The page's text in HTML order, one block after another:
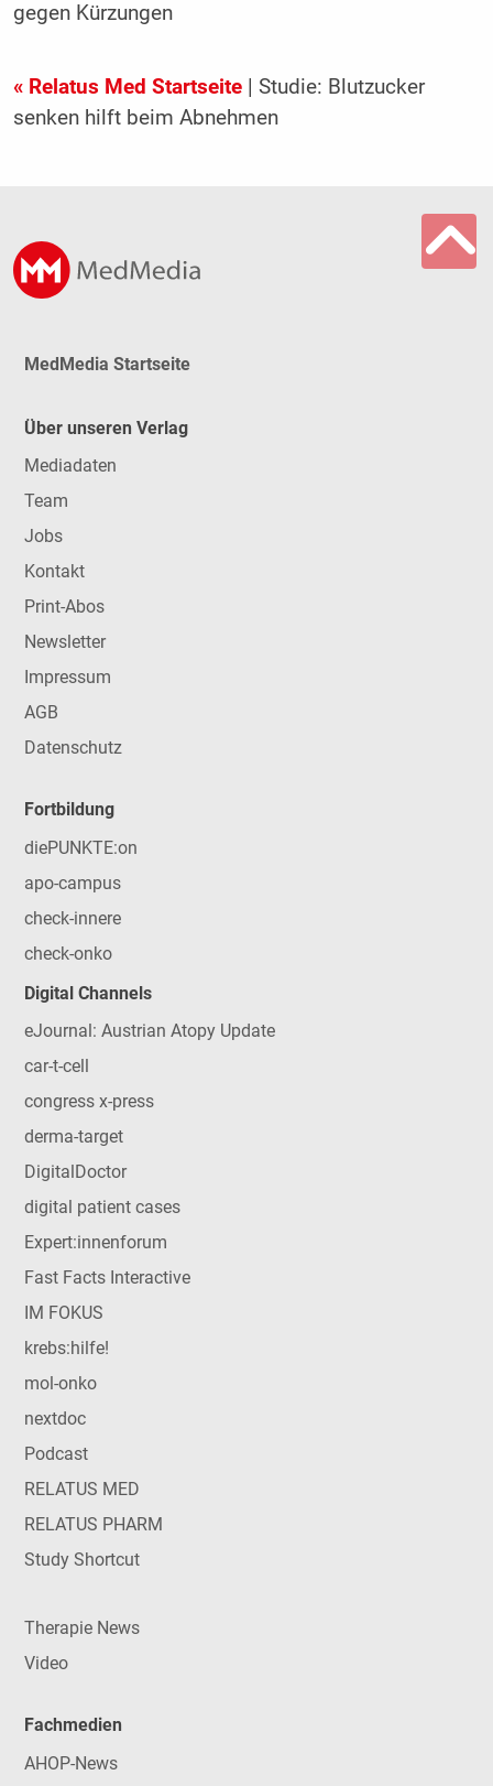
gegen Kürzungen
« Relatus Med Startseite| Studie: Blutzucker
senken hilft beim Abnehmen
MedMedia Startseite
Über unseren Verlag
Mediadaten
Team
Jobs
Kontakt
Print-Abos
Newsletter
Impressum
AGB
Datenschutz
Fortbildung
diePUNKTE:on
apo-campus
check-innere
check-onko
Digital Channels
eJournal: Austrian Atopy Update
car-t-cell
congress x-press
derma-target
DigitalDoctor
digital patient cases
Expert:innenforum
Fast Facts Interactive
IM FOKUS
krebs:hilfe!
mol-onko
nextdoc
Podcast
RELATUS MED
RELATUS PHARM
Study Shortcut
Therapie News
Video
Fachmedien
AHOP-News